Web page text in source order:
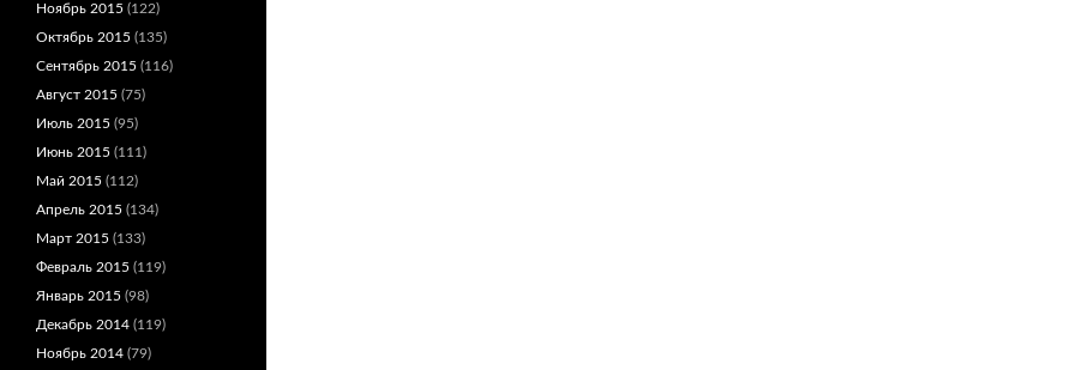
Ноябрь 2015 (122)
Октябрь 2015 (135)
Сентябрь 2015 (116)
Август 2015 (75)
Июль 2015 (95)
Июнь 2015 (111)
Май 2015 (112)
Апрель 2015 (134)
Март 2015 (133)
Февраль 2015 (119)
Январь 2015 (98)
Декабрь 2014 (119)
Ноябрь 2014 (79)